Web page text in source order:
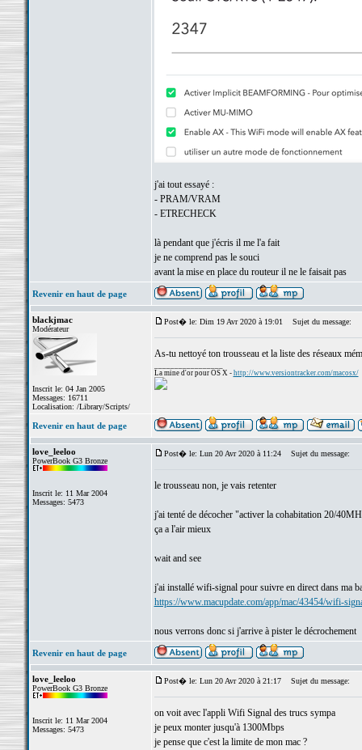
j'ai tout essayé :
- PRAM/VRAM
- ETRECHECK
là pendant que j'écris il me l'a fait
je ne comprend pas le souci
avant la mise en place du routeur il ne le faisait pas
Revenir en haut de page
blackjmac
Modérateur
Inscrit le: 04 Jan 2005
Messages: 16711
Localisation: /Library/Scripts/
Post� le: Dim 19 Avr 2020 à 19:01 Sujet du message:
As-tu nettoyé ton trousseau et la liste des réseaux
La mine d'or pour OS X - http://www.versiontracker.com/macosx/
Revenir en haut de page
love_leeloo
PowerBook G3 Bronze
Inscrit le: 11 Mar 2004
Messages: 5473
Post� le: Lun 20 Avr 2020 à 11:24 Sujet du message:
le trousseau non, je vais retenter
j'ai tenté de décocher "activer la cohabitation 20/
ça a l'air mieux
wait and see
j'ai installé wifi-signal pour suivre en direct dans ma
https://www.macupdate.com/app/mac/43454/wifi-
nous verrons donc si j'arrive à pister le décrochement
Revenir en haut de page
love_leeloo
PowerBook G3 Bronze
Inscrit le: 11 Mar 2004
Messages: 5473
Post� le: Lun 20 Avr 2020 à 21:17 Sujet du message:
on voit avec l'appli Wifi Signal des trucs sympa
je peux monter jusqu'à 1300Mbps
je pense que c'est la limite de mon mac ?